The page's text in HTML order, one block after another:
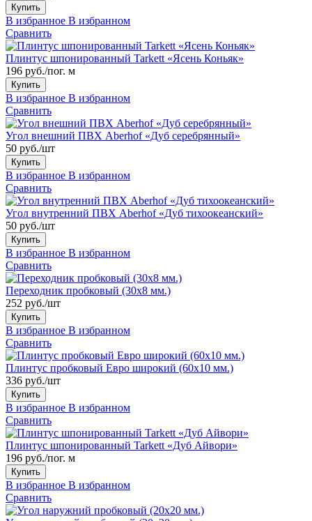
Купить
В избранное В избранном
Сравнить
Плинтус шпонированный Tarkett «Ясень Коньяк»
196 руб./пог. м
Купить
В избранное В избранном
Сравнить
Угол внешний ПВХ Aberhof «Дуб серебрянный»
50 руб./шт
Купить
В избранное В избранном
Сравнить
Угол внутренний ПВХ Aberhof «Дуб тихоокеанский»
50 руб./шт
Купить
В избранное В избранном
Сравнить
Переходник пробковый (30x8 мм.)
252 руб./шт
Купить
В избранное В избранном
Сравнить
Плинтус пробковый Евро широкий (60x10 мм.)
336 руб./шт
Купить
В избранное В избранном
Сравнить
Плинтус шпонированный Tarkett «Дуб Айвори»
196 руб./пог. м
Купить
В избранное В избранном
Сравнить